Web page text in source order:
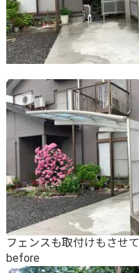
フェンスも取付けもさせ
before